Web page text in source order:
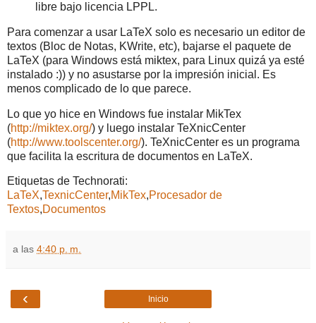
libre bajo licencia LPPL.
Para comenzar a usar LaTeX solo es necesario un editor de
textos (Bloc de Notas, KWrite, etc), bajarse el paquete de
LaTeX (para Windows está miktex, para Linux quizá ya esté
instalado :)) y no asustarse por la impresión inicial. Es
menos complicado de lo que parece.
Lo que yo hice en Windows fue instalar MikTex
(http://miktex.org/) y luego instalar TeXnicCenter
(http://www.toolscenter.org/). TeXnicCenter es un programa
que facilita la escritura de documentos en LaTeX.
Etiquetas de Technorati:
LaTeX,TexnicCenter,MikTex,Procesador de
Textos,Documentos
a las 4:40 p. m.
‹ Inicio